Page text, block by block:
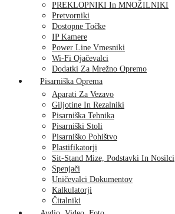
PREKLOPNIKI In MNOŽILNIKI
Pretvorniki
Dostopne Točke
IP Kamere
Power Line Vmesniki
Wi-Fi Ojačevalci
Dodatki Za Mrežno Opremo
Pisarniška Oprema
Aparati Za Vezavo
Giljotine In Rezalniki
Pisarniška Tehnika
Pisarniški Stoli
Pisarniško Pohištvo
Plastifikatorji
Sit-Stand Mize, Podstavki In Nosilci
Spenjači
Uničevalci Dokumentov
Kalkulatorji
Čitalniki